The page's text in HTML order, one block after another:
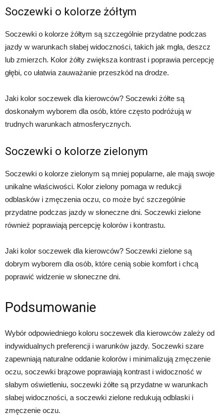
Soczewki o kolorze żółtym
Soczewki o kolorze żółtym są szczególnie przydatne podczas
jazdy w warunkach słabej widoczności, takich jak mgła, deszcz
lub zmierzch. Kolor żółty zwiększa kontrast i poprawia percepcję
głębi, co ułatwia zauważanie przeszkód na drodze.
Jaki kolor soczewek dla kierowców? Soczewki żółte są
doskonałym wyborem dla osób, które często podróżują w
trudnych warunkach atmosferycznych.
Soczewki o kolorze zielonym
Soczewki o kolorze zielonym są mniej popularne, ale mają swoje
unikalne właściwości. Kolor zielony pomaga w redukcji
odblasków i zmęczenia oczu, co może być szczególnie
przydatne podczas jazdy w słoneczne dni. Soczewki zielone
również poprawiają percepcję kolorów i kontrastu.
Jaki kolor soczewek dla kierowców? Soczewki zielone są
dobrym wyborem dla osób, które cenią sobie komfort i chcą
poprawić widzenie w słoneczne dni.
Podsumowanie
Wybór odpowiedniego koloru soczewek dla kierowców zależy od
indywidualnych preferencji i warunków jazdy. Soczewki szare
zapewniają naturalne oddanie kolorów i minimalizują zmęczenie
oczu, soczewki brązowe poprawiają kontrast i widoczność w
słabym oświetleniu, soczewki żółte są przydatne w warunkach
słabej widoczności, a soczewki zielone redukują odblaski i
zmęczenie oczu.